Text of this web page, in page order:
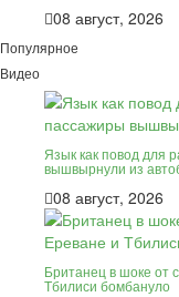
08 август, 2026
Популярное
Видео
Язык как повод для
вышвырнули из
08 август, 2026
Британец в шоке от
Тбилиси бомбануло